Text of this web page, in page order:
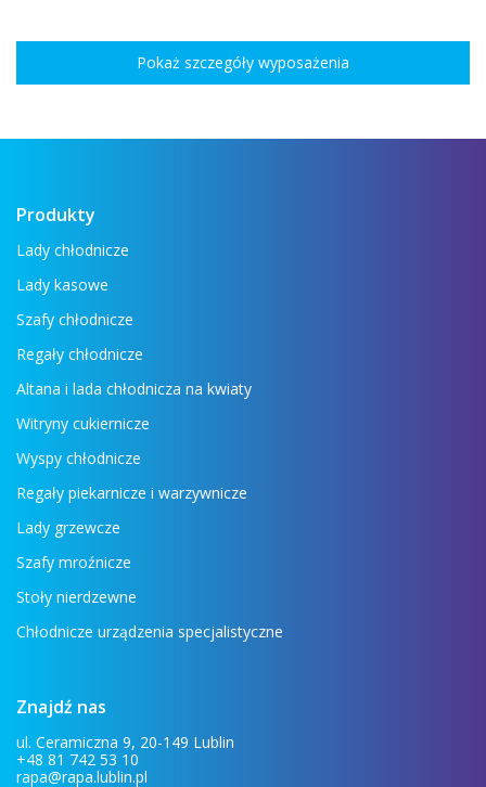
Pokaż szczegóły wyposażenia
Produkty
Lady chłodnicze
Lady kasowe
Szafy chłodnicze
Regały chłodnicze
Altana i lada chłodnicza na kwiaty
Witryny cukiernicze
Wyspy chłodnicze
Regały piekarnicze i warzywnicze
Lady grzewcze
Szafy mroźnicze
Stoły nierdzewne
Chłodnicze urządzenia specjalistyczne
Znajdź nas
ul. Ceramiczna 9, 20-149 Lublin
+48 81 742 53 10
rapa@rapa.lublin.pl